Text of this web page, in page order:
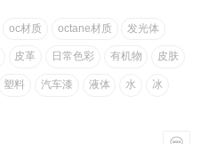
oc材质 octane材质 发光体
皮革 日常色彩 有机物 皮肤
塑料 汽车漆 液体 水 冰